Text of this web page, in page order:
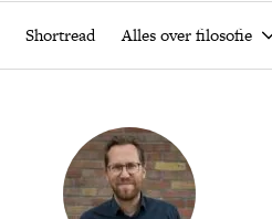
Shortread Alles over filosofie
Leren Filosoferen Shortread